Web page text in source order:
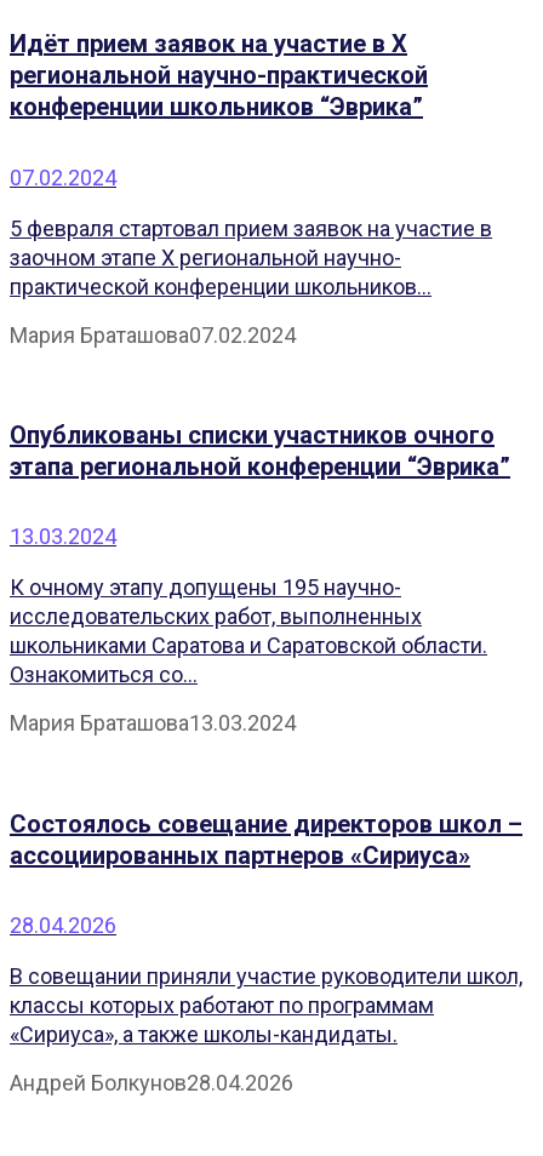
Идёт прием заявок на участие в X
региональной научно-практической
конференции школьников “Эврика”
07.02.2024
5 февраля стартовал прием заявок на участие в
заочном этапе X региональной научно-
практической конференции школьников...
Мария Браташова07.02.2024
Опубликованы списки участников очного
этапа региональной конференции “Эврика”
13.03.2024
К очному этапу допущены 195 научно-
исследовательских работ, выполненных
школьниками Саратова и Саратовской области.
Ознакомиться со...
Мария Браташова13.03.2024
Состоялось совещание директоров школ –
ассоциированных партнеров «Сириуса»
28.04.2026
В совещании приняли участие руководители школ,
классы которых работают по программам
«Сириуса», а также школы-кандидаты.
Андрей Болкунов28.04.2026